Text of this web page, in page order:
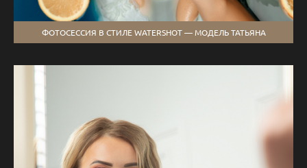
ФОТОСЕССИЯ В СТИЛЕ WATERSHOT — МОДЕЛЬ ТАТЬЯНА